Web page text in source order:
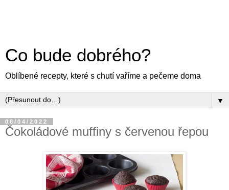
Co bude dobrého?
Oblíbené recepty, které s chutí vaříme a pečeme doma
▼
08/04/2022
Čokoládové muffiny s červenou řepou